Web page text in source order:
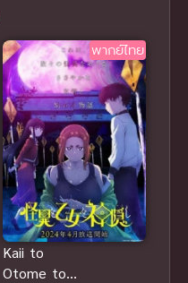
พากย์ไทย
Kaii to
Otome to